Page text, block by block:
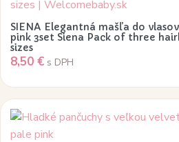
produktu.
SIENA Elegantná mašľa do
pink 3set Siena Pack of three
sizes
8,50 € s DPH
Tento
produkt